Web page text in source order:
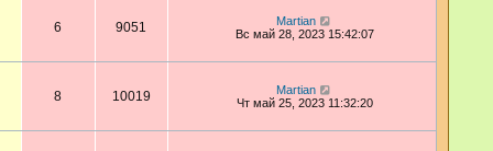
6 9051
Martian
Вс май 28, 2023 15:42:07
8 10019
Martian
Чт май 25, 2023 11:32:20